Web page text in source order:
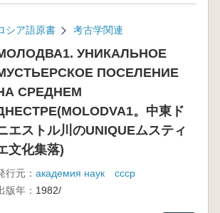
。
川の
エ文化
シア語原書 考古学関連
УНИКАЛЬНОЕ
ПОСЕЛЕНИЕ
СРЕДНЕМ
。中東ド
エストル川のUNIQUEムスティ
文化集落)
行元： академия наук ссср
版年： 1982/